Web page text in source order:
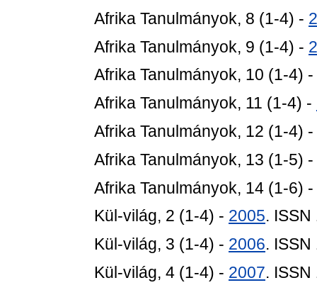
Afrika Tanulmányok, 8 (1-4) -
Afrika Tanulmányok, 9 (1-4) -
Afrika Tanulmányok, 10 (1-4) -
Afrika Tanulmányok, 11 (1-4) -
Afrika Tanulmányok, 12 (1-4) -
Afrika Tanulmányok, 13 (1-5) -
Afrika Tanulmányok, 14 (1-6) -
Kül-világ, 2 (1-4) - 2005.
Kül-világ, 3 (1-4) - 2006.
Kül-világ, 4 (1-4) - 2007.